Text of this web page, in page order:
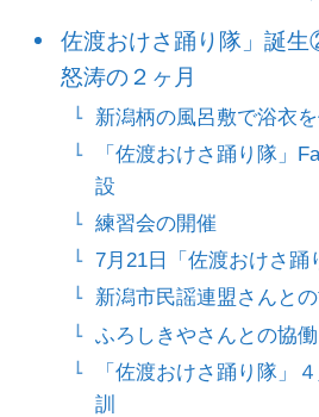
佐渡おけさ踊り隊」誕
怒涛の２ヶ月
新潟柄の風呂敷で浴衣
「佐渡おけさ踊り隊」
設
練習会の開催
7月21日「佐渡おけさ踊
新潟市民謡連盟さんと
ふろしきやさんとの協働
「佐渡おけさ踊り隊」
訓